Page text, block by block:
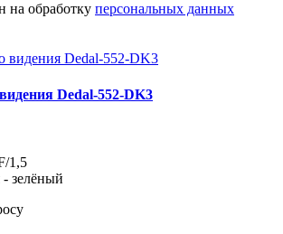
на обработку персональных данных
Dedal-552-DK3
1,5
зелёный